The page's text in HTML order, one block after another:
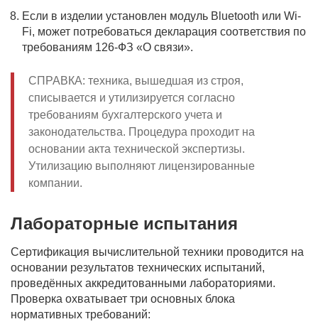
Если в изделии установлен модуль Bluetooth или Wi-
Fi, может потребоваться декларация соответствия по
требованиям 126-ФЗ «О связи».
СПРАВКА: техника, вышедшая из строя,
списывается и утилизируется согласно
требованиям бухгалтерского учета и
законодательства. Процедура проходит на
основании акта технической экспертизы.
Утилизацию выполняют лицензированные
компании.
Лабораторные испытания
Сертификация вычислительной техники проводится на
основании результатов технических испытаний,
проведённых аккредитованными лабораториями.
Проверка охватывает три основных блока
нормативных требований: